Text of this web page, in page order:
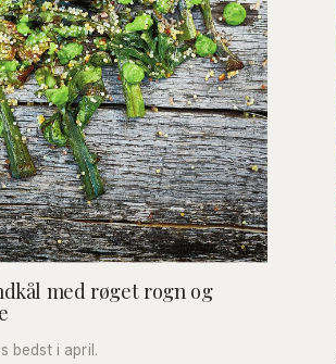
med røget rogn og
bedst i april.